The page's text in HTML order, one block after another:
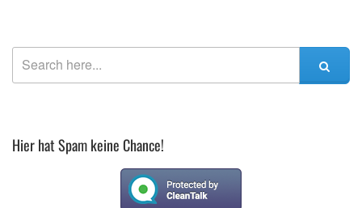
Hier hat Spam keine Chance!